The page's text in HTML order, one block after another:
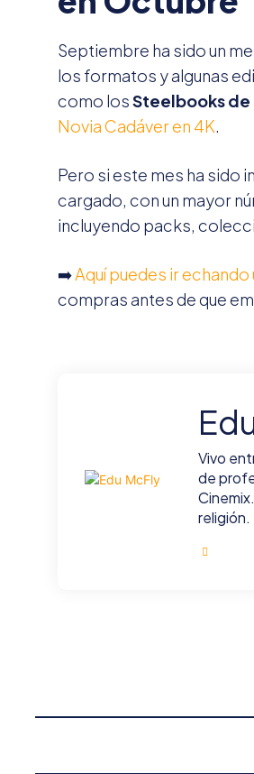
Septiembre ha sido un
los formatos y algunas
como losSteelbooks de
Novia Cadáver en 4K.
Pero si este mes ha sido
cargado, con un mayor
incluyendo packs,
➡️Aquí puedes ir
compras antes de que
Vivo
de
religión.